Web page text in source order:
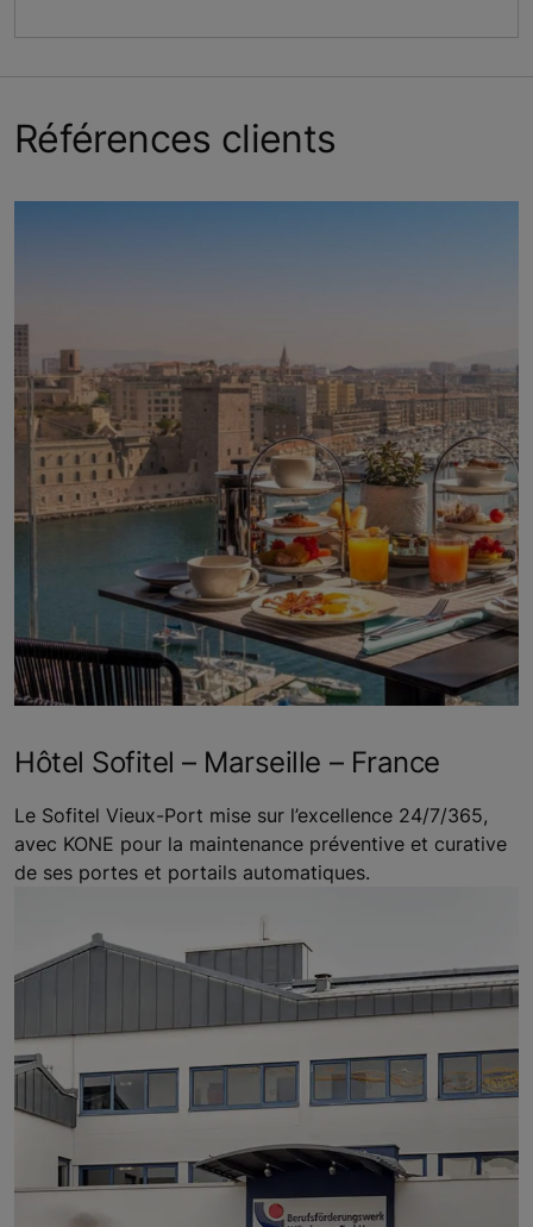
Références clients
Hôtel Sofitel – Marseille – France
Le Sofitel Vieux-Port mise sur l’excellence 24/7/365,
avec KONE pour la maintenance préventive et curative
de ses portes et portails automatiques.